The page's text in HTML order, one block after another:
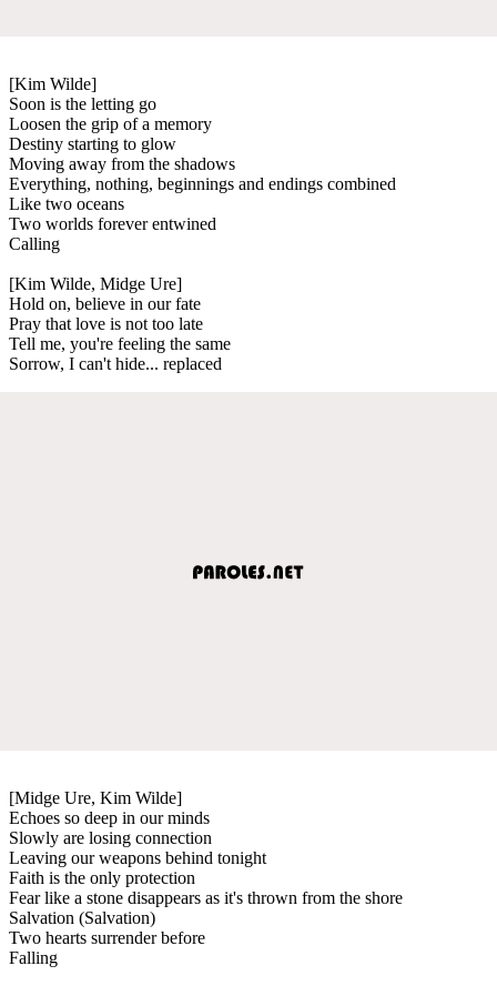
[Kim Wilde]
Soon is the letting go
Loosen the grip of a memory
Destiny starting to glow
Moving away from the shadows
Everything, nothing, beginnings and endings combined
Like two oceans
Two worlds forever entwined
Calling
[Kim Wilde, Midge Ure]
Hold on, believe in our fate
Pray that love is not too late
Tell me, you're feeling the same
Sorrow, I can't hide... replaced
[Midge Ure, Kim Wilde]
Echoes so deep in our minds
Slowly are losing connection
Leaving our weapons behind tonight
Faith is the only protection
Fear like a stone disappears as it's thrown from the shore
Salvation (Salvation)
Two hearts surrender before
Falling